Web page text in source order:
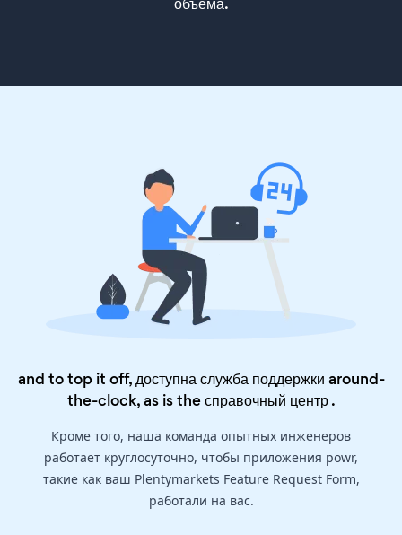
and to top it off, доступна служба поддержки around-
the-clock, as is theсправочный центр.
Кроме того, наша команда опытных инженеров
работает круглосуточно, чтобы приложения powr,
такие как ваш Plentymarkets Feature Request Form,
работали на вас.